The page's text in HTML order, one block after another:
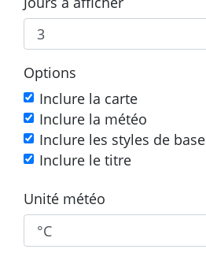
Options
Inclure la carte
Inclure la météo
Inclure les styles de base
Inclure le titre
Unité météo